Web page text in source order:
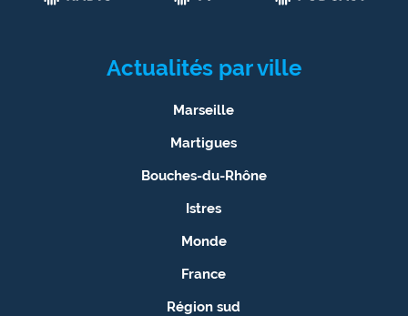
Actualités par ville
Marseille
Martigues
Bouches-du-Rhône
Istres
Monde
France
Région sud